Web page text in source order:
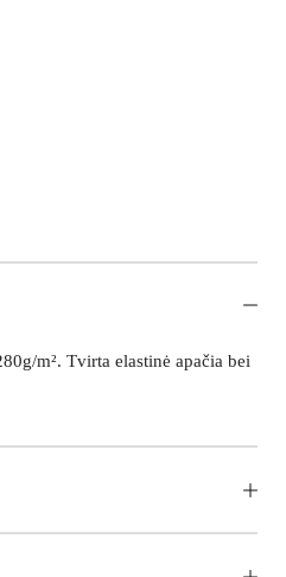
m². Tvirta elastinė apačia bei